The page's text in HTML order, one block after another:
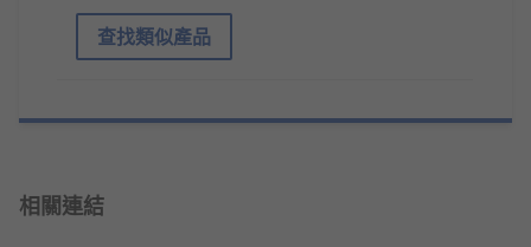
查找類似產品
相關連結